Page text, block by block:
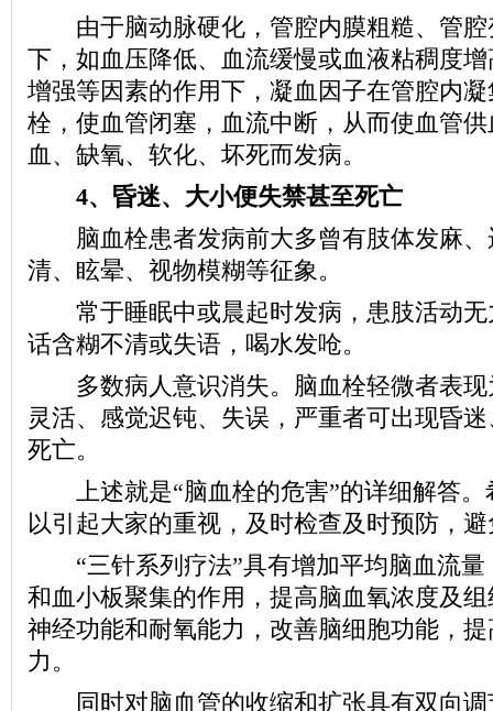
由于脑动脉硬化，管腔内膜粗糙、管腔
下，如血压降低、血流缓慢或血液粘稠度
增强等因素的作用下，凝血因子在管腔内
栓，使血管闭塞，血流中断，从而使血管
血、缺氧、软化、坏死而发病。
4、昏迷、大小便失禁甚至死亡
脑血栓患者发病前大多曾有肢体发麻、
清、眩晕、视物模糊等征象。
常于睡眠中或晨起时发病，患肢活动无
话含糊不清或失语，喝水发呛。
多数病人意识消失。脑血栓轻微者表现
灵活、感觉迟钝、失误，严重者可出现昏
死亡。
上述就是“脑血栓的危害”的详细解答。
以引起大家的重视，及时检查及时预防，
“三针系列疗法”具有增加平均脑血流量
和血小板聚集的作用，提高脑血氧浓度及
神经功能和耐氧能力，改善脑细胞功能，
力。
同时对脑血管的收缩和扩张具有双向调